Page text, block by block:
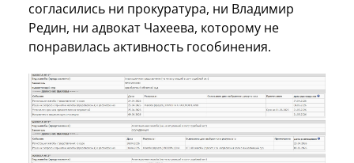
согласились ни прокуратура, ни Владимир
Редин, ни адвокат Чахеева, которому не
понравилась активность гособинения.